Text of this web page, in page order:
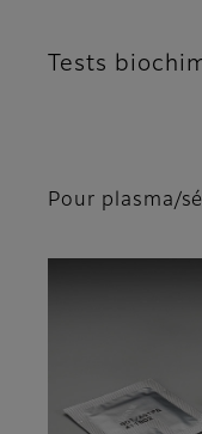
Tests
Pour plasma/